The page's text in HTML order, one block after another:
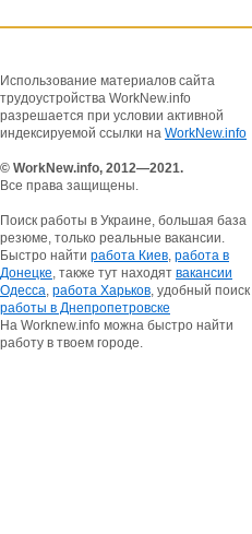
Использование материалов сайта
трудоустройства WorkNew.info
разрешается при условии активной
индексируемой ссылки на WorkNew.info
© WorkNew.info, 2012—2021.
Все права защищены.
Поиск работы в Украине, большая база
резюме, только реальные вакансии.
Быстро найти работа Киев, работа в
Донецке, также тут находят вакансии
Одесса, работа Харьков, удобный поиск
работы в Днепропетровске
На Worknew.info можна быстро найти
работу в твоем городе.